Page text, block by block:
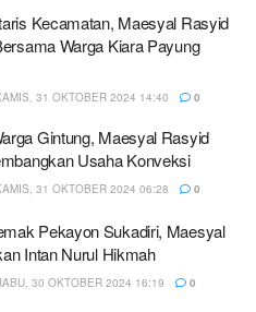
Kecamatan, Maesyal Rasyid
Warga Kiara Payung
31 OKTOBER 2024 14:40 0
Gintung, Maesyal Rasyid
Usaha Konveksi
31 OKTOBER 2024 06:28 0
Pekayon Sukadiri, Maesyal
Intan Nurul Hikmah
30 OKTOBER 2024 16:19 0